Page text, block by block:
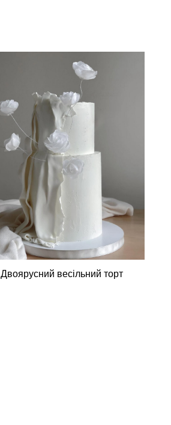
Двоярусний весільний торт